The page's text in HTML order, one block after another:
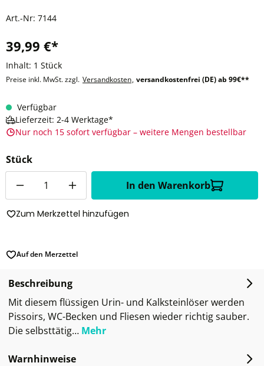
Art.-Nr: 7144
39,99 €*
Inhalt: 1 Stück
Preise inkl. MwSt. zzgl. Versandkosten, versandkostenfrei (DE) ab 99€**
Verfügbar
Lieferzeit: 2-4 Werktage*
Nur noch 15 sofort verfügbar – weitere Mengen bestellbar
Stück
In den Warenkorb
Zum Merkzettel hinzufügen
Auf den Merzettel
Beschreibung
Mit diesem flüssigen Urin- und Kalksteinlöser werden
Pissoirs, WC-Becken und Fliesen wieder richtig sauber.
Die selbsttätig… Mehr
Warnhinweise